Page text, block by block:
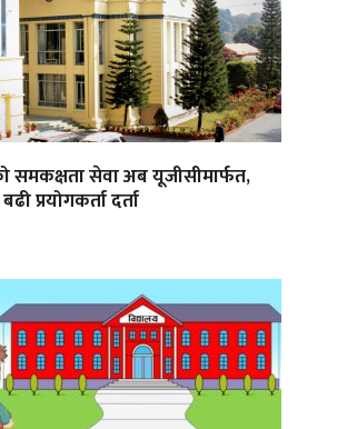
समकक्षता सेवा अब यूजीसीमार्फत,
प्रयोगकर्ता दर्ता